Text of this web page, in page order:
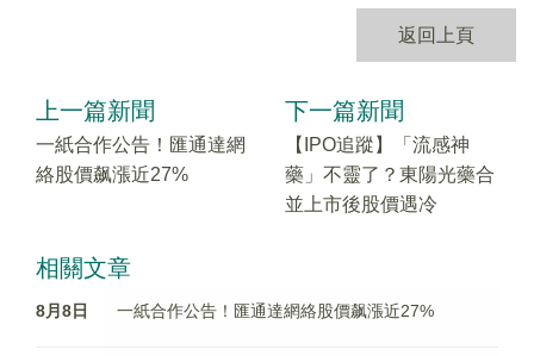
返回上頁
上一篇新聞
一紙合作公告！匯通達網
絡股價飙漲近27%
下一篇新聞
【IPO追蹤】「流感神
藥」不靈了？東陽光藥合
並上市後股價遇冷
相關文章
8月8日 一紙合作公告！匯通達網絡股價飙漲近27%